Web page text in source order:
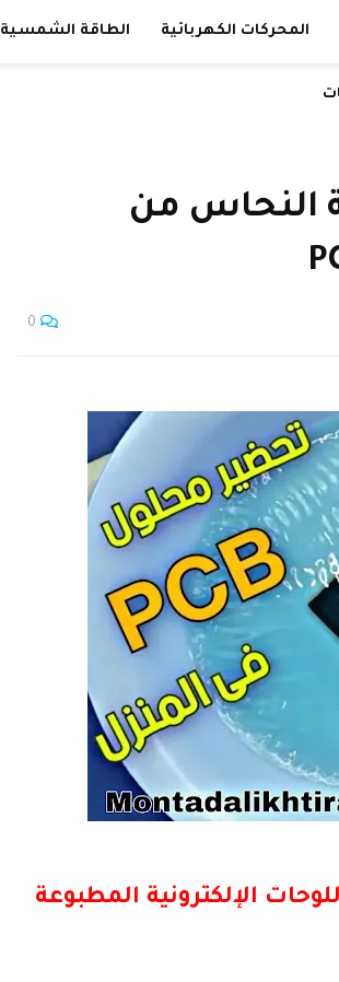
المحركات الكهربائية الطاقة الشمسية
النحاس من
0
الإلكترونية المطبوعة